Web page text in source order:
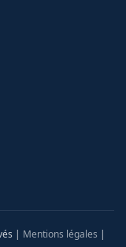
| Mentions légales |